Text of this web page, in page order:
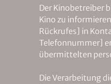
Der Kinobetreiber
Kino zu
Rückrufes] in
Telefonnummer]
übermittelten
Die Verarbeitung